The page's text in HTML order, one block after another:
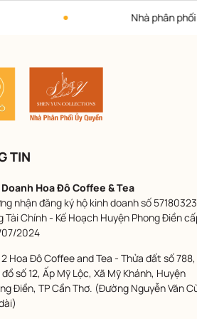
phối ủy quyền thương hiệu Shen Yun
TIN
Hoa Đô Coffee & Tea
nhận đăng ký hộ kinh doanh số
Tài Chính - Kế Hoạch Huyện Phong Điền
2024
2 Hoa Đô Coffee and Tea - Thửa đất số
số 12, Ấp Mỹ Lộc, Xã Mỹ Khánh, Huyện
Điền, TP Cần Thơ. (Đường Nguyễn Văn